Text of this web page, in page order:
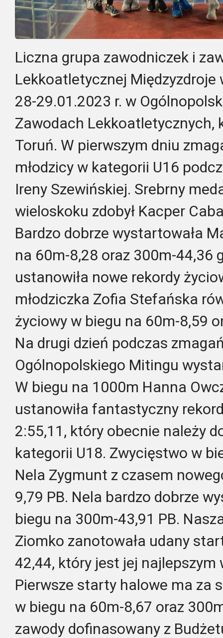
Liczna grupa zawodniczek i
Lekkoatletycznej
28-29.01.2023 r. w
Zawodach Lekkoatletycznych,
Toruń. W pierwszym dniu
młodzicy w kategorii U16
Ireny Szewińskiej. Srebrny
wieloskoku zdobył Kacper
Bardzo dobrze wystartowała
na 60m-8,28 oraz 300m-44,36
ustanowiła nowe rekordy
młodziczka Zofia Stefańska
życiowy w biegu na 60m-8,59
Na drugi dzień podczas
Ogólnopolskiego Mitingu
W biegu na 1000m Hanna
ustanowiła fantastyczny
2:55,11, który obecnie należy
kategorii U18. Zwycięstwo w
Nela Zygmunt z czasem
9,79 PB. Nela bardzo dobrze
biegu na 300m-43,91 PB.
Ziomko zanotowała udany
42,44, który jest jej najlepszym
Pierwsze starty halowe ma za
w biegu na 60m-8,67 oraz
zawody dofinasowany z